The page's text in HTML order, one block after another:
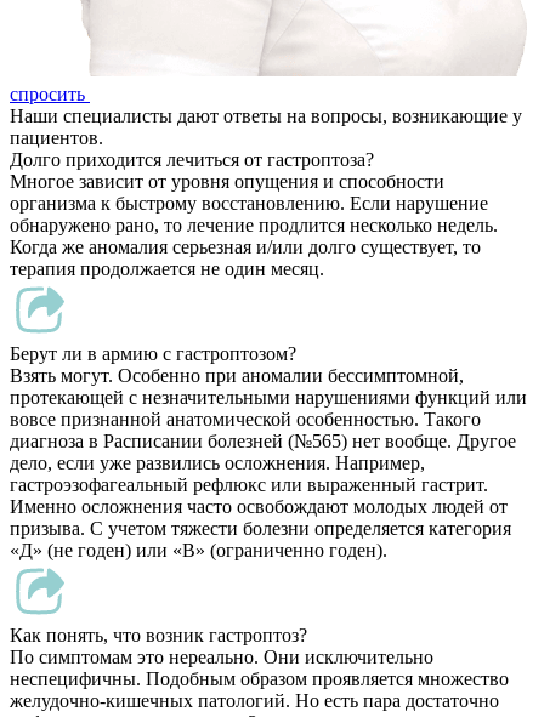
спросить
Наши специалисты дают ответы на вопросы, возникающие у
пациентов.
Долго приходится лечиться от гастроптоза?
Многое зависит от уровня опущения и способности
организма к быстрому восстановлению. Если нарушение
обнаружено рано, то лечение продлится несколько недель.
Когда же аномалия серьезная и/или долго существует, то
терапия продолжается не один месяц.
Берут ли в армию с гастроптозом?
Взять могут. Особенно при аномалии бессимптомной,
протекающей с незначительными нарушениями функций или
вовсе признанной анатомической особенностью. Такого
диагноза в Расписании болезней (№565) нет вообще. Другое
дело, если уже развились осложнения. Например,
гастроэзофагеальный рефлюкс или выраженный гастрит.
Именно осложнения часто освобождают молодых людей от
призыва. С учетом тяжести болезни определяется категория
«Д» (не годен) или «В» (ограниченно годен).
Как понять, что возник гастроптоз?
По симптомам это нереально. Они исключительно
неспецифичны. Подобным образом проявляется множество
желудочно-кишечных патологий. Но есть пара достаточно